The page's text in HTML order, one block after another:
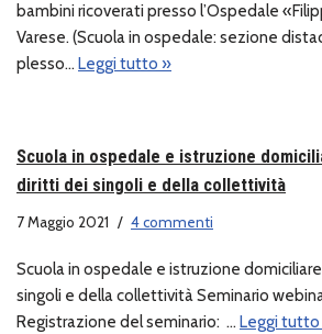
bambini ricoverati presso l’Ospedale
Varese. (Scuola in ospedale: sezione
plesso… Leggi tutto »
Scuola in ospedale e istruzione
diritti dei singoli e della collettività
7 Maggio 2021 4 commenti
Scuola in ospedale e istruzione
singoli e della collettività Seminario
Registrazione del seminario: … Leggi